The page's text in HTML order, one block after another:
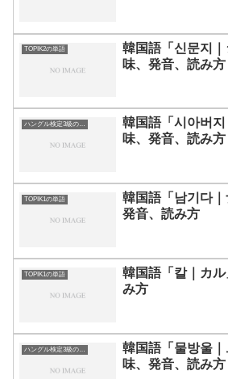
TOPIK2の単語
韓国語「신문지
味、発音、読み方
ハングル検定3級の単語
韓国語「시아버
味、発音、読み方
TOPIK1の単語
韓国語「남기다｜
発音、読み方
TOPIK1の単語
韓国語「칼｜カ
み方
ハングル検定3級の単語
韓国語「물방울
味、発音、読み方